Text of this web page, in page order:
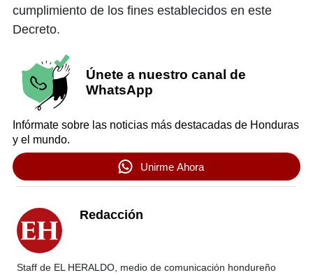
cumplimiento de los fines establecidos en este
Decreto.
Únete a nuestro canal de
WhatsApp
Infórmate sobre las noticias más destacadas de Honduras
y el mundo.
Unirme Ahora
Redacción
Staff de EL HERALDO, medio de comunicación hondureño